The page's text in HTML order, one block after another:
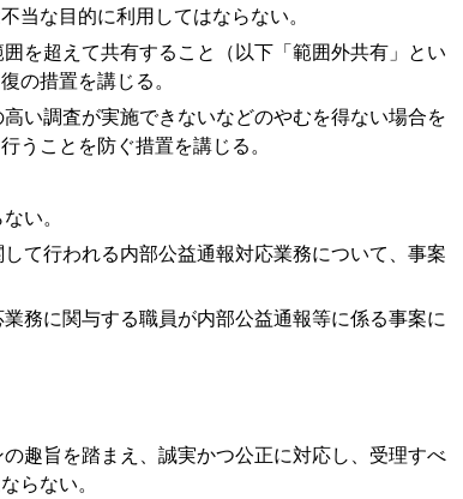
当な目的に利用してはならない。
を超えて共有すること（以下「範囲外共有」とい
の措置を講じる。
い調査が実施できないなどのやむを得ない場合を
うことを防ぐ措置を講じる。
い。
て行われる内部公益通報対応業務について、事案
務に関与する職員が内部公益通報等に係る事案に
趣旨を踏まえ、誠実かつ公正に対応し、受理すべ
らない。